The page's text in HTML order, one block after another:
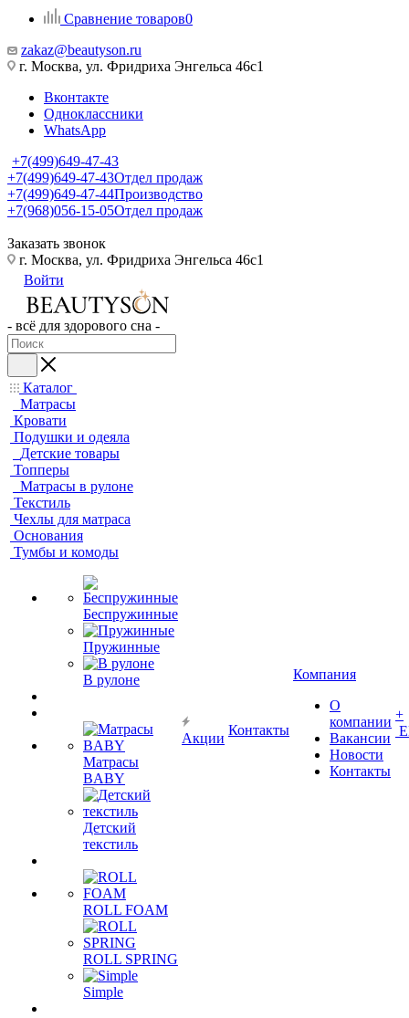
Сравнение товаров0
zakaz@beautyson.ru
г. Москва, ул. Фридриха Энгельса 46с1
Вконтакте
Одноклассники
WhatsApp
+7(499)649-47-43
+7(499)649-47-43Отдел продаж
+7(499)649-47-44Производство
+7(968)056-15-05Отдел продаж
Заказать звонок
г. Москва, ул. Фридриха Энгельса 46с1
Войти
- всё для здорового сна -
Каталог
Матрасы
Кровати
Подушки и одеяла
Детские товары
Топперы
Матрасы в рулоне
Текстиль
Чехлы для матраса
Основания
Тумбы и комоды
Беспружинные
Пружинные
В рулоне
Матрасы
BABY
Детский
текстиль
ROLL FOAM
ROLL SPRING
Simple
Акции
Контакты
Компания
О
компании
Вакансии
Новости
Контакты
+